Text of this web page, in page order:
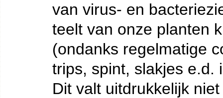
van virus- en
teelt van onze planten
(ondanks regelmatige
trips, spint, slakjes e.d.
Dit valt uitdrukkelijk